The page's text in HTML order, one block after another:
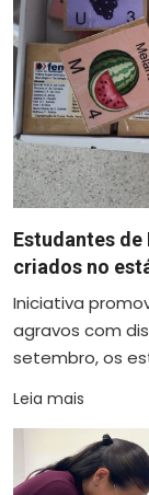
Estudantes
criados no
Iniciativa
agravos com
setembro, os
Leia mais